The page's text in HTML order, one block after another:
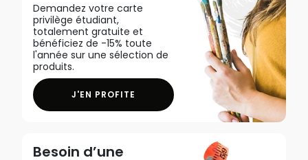
Demandez votre carte
privilège étudiant,
totalement gratuite et
bénéficiez de -15% toute
l'année sur une sélection de
produits.
J'EN PROFITE
Besoin d’une